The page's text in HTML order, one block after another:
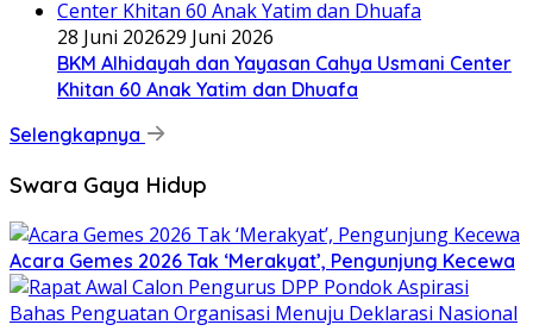
28 Juni 202629 Juni 2026
BKM Alhidayah dan Yayasan Cahya Usmani Center
Khitan 60 Anak Yatim dan Dhuafa
Selengkapnya
Swara Gaya Hidup
Acara Gemes 2026 Tak ‘Merakyat’, Pengunjung Kecewa